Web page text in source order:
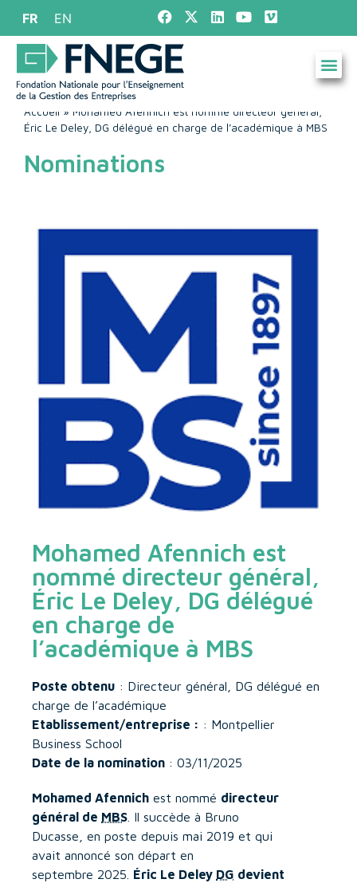
FR EN
Accueil » Mohamed Afennich est nommé directeur général,
Éric Le Deley, DG délégué en charge de l’académique à MBS
Nominations
Mohamed Afennich est
nommé directeur général,
Éric Le Deley, DG délégué
en charge de
l’académique à MBS
Poste obtenu : Directeur général, DG délégué en
charge de l’académique
Etablissement/entreprise : : Montpellier
Business School
Date de la nomination : 03/11/2025
Mohamed Afennich est nommé directeur
général de MBS . Il succède à Bruno
Ducasse, en poste depuis mai 2019 et qui
avait annoncé son départ en
septembre 2025. Éric Le Deley DG devient